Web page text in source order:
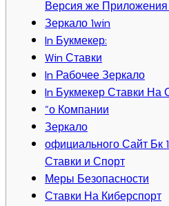
Версия же
Зеркало 1win
In Букмекер:
Win Ставки
In Рабочее Зеркало
In Букмекер Ставки На
“о Компании
Зеркало
официального Сайт Бк
Ставки и Спорт
Меры Безопасности
Ставки На Киберспорт